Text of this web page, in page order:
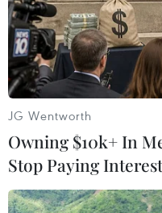
#chiến tranh Iran-Israel
#tình hình Trung Đông mới
#Chiến sự Iran và Israel
#căng thẳng Israel Iran
CĂNG
Iran cảnh báo đáp
JG Wentworth
Owning $10k+ In
Stop Paying